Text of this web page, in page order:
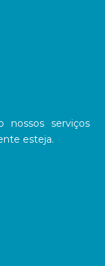
nossos serviços
esteja.